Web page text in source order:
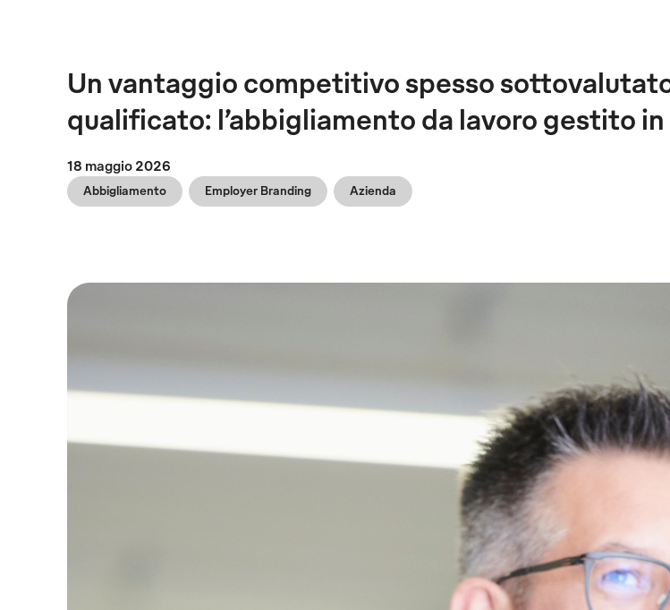
Un vantaggio competitivo spesso
qualificato: l’abbigliamento da lavoro gestito
18 maggio 2026
Abbigliamento Employer Branding Azienda